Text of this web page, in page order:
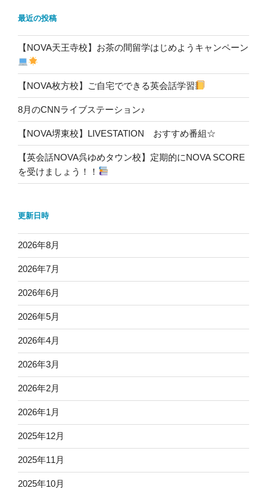
最近の投稿
【NOVA天王寺校】お茶の間留学はじめようキャンペーン
【NOVA枚方校】ご自宅でできる英会話学習
8月のCNNライブステーション♪
【NOVA堺東校】LIVESTATION おすすめ番組☆
【英会話NOVA呉ゆめタウン校】定期的にNOVA SCORE
を受けましょう！！
更新日時
2026年8月
2026年7月
2026年6月
2026年5月
2026年4月
2026年3月
2026年2月
2026年1月
2025年12月
2025年11月
2025年10月